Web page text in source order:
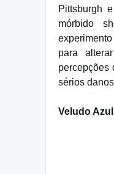
Pittsburgh
mórbido
para
percepções
sérios
Veludo